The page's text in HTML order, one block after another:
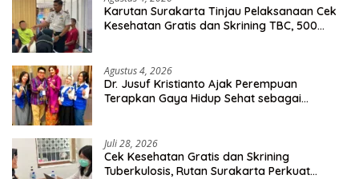
Karutan Surakarta Tinjau Pelaksanaan Cek
Kesehatan Gratis dan Skrining TBC, 500
Agustus 4, 2026
Dr. Jusuf Kristianto Ajak Perempuan
Terapkan Gaya Hidup Sehat sebagai
Juli 28, 2026
Cek Kesehatan Gratis dan Skrining
Tuberkulosis, Rutan Surakarta Perkuat